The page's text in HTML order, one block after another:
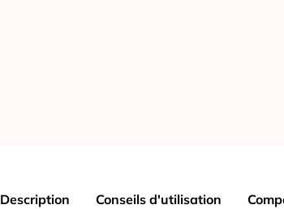
Description Conseils d'utilisation